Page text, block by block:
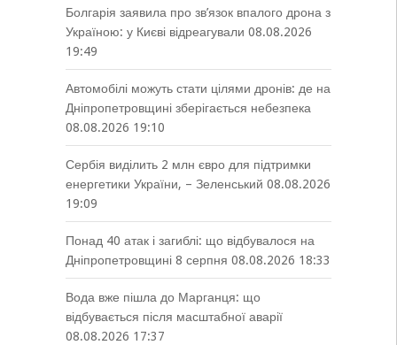
Болгарія заявила про зв’язок впалого дрона з
Україною: у Києві відреагували 08.08.2026
19:49
Автомобілі можуть стати цілями дронів: де на
Дніпропетровщині зберігається небезпека
08.08.2026 19:10
Сербія виділить 2 млн євро для підтримки
енергетики України, – Зеленський 08.08.2026
19:09
Понад 40 атак і загиблі: що відбувалося на
Дніпропетровщині 8 серпня 08.08.2026 18:33
Вода вже пішла до Марганця: що
відбувається після масштабної аварії
08.08.2026 17:37